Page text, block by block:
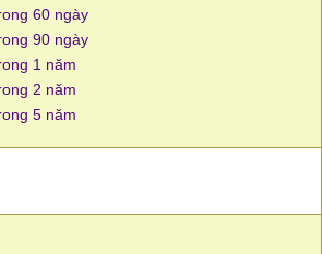
60 ngày
90 ngày
1 năm
2 năm
5 năm